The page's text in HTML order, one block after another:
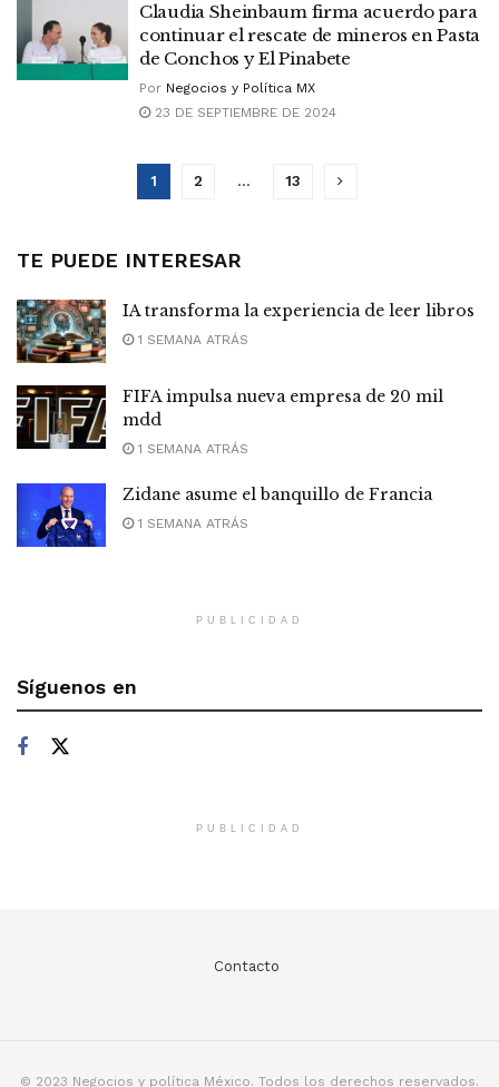
Claudia Sheinbaum firma acuerdo para
continuar el rescate de mineros en Pasta
de Conchos y El Pinabete
Por Negocios y Política MX
23 DE SEPTIEMBRE DE 2024
1 2 … 13
TE PUEDE INTERESAR
IA transforma la experiencia de leer libros
1 SEMANA ATRÁS
FIFA impulsa nueva empresa de 20 mil
mdd
1 SEMANA ATRÁS
Zidane asume el banquillo de Francia
1 SEMANA ATRÁS
PUBLICIDAD
Síguenos en
PUBLICIDAD
Contacto
© 2023 Negocios y política México. Todos los derechos reservados.